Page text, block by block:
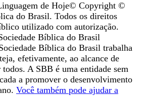
de Hoje© Copyright ©
do Brasil. Todos os direitos
utilizado com autorização.
Bíblica do Brasil
Bíblica do Brasil trabalha
efetivamente, ao alcance de
A SBB é uma entidade sem
a promover o desenvolvimento
Você também pode ajudar a